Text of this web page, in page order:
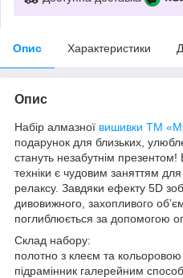
Опис Характеристики
Опис
Набір алмазної вишивки ТМ
подарунок для близьких,
стануть незабутнім
техніки є чудовим заняттям
релаксу. Завдяки ефекту 5D
дивовижного, захопливого
поглиблюється за допомогою
Склад набору:
полотно з клеєм та
підрамінник галерейним